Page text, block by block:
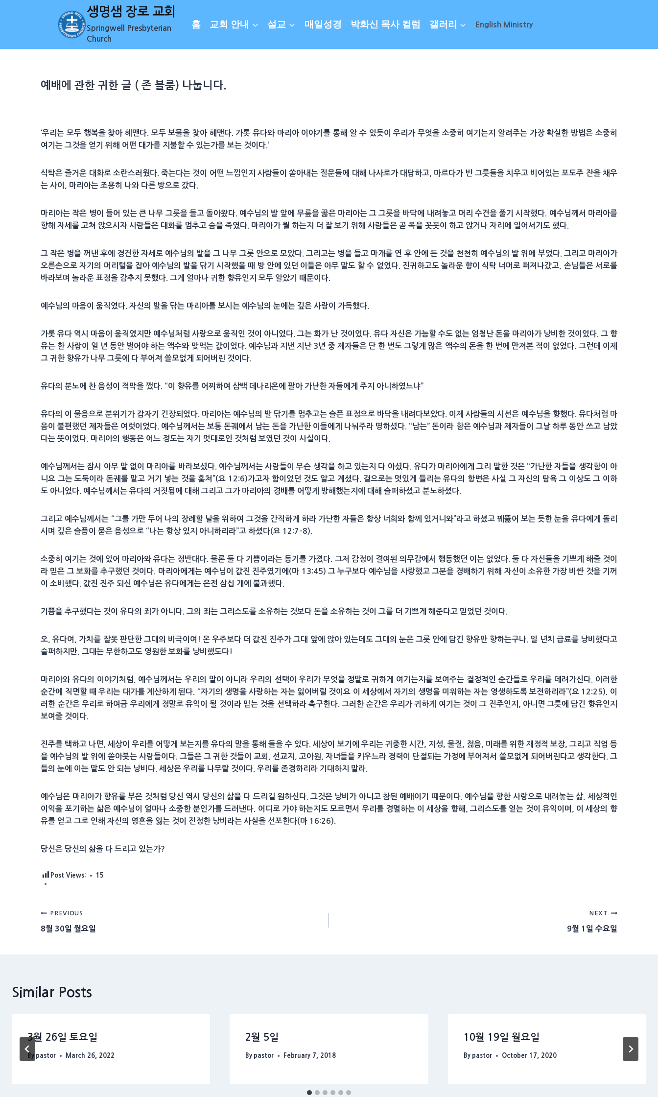
생명샘 장로 교회
Springwell Presbyterian
Church
홈 교회 안내 설교 매일성경 박화신 목사 컬럼 갤러리 English Ministry
예배에 관한 귀한 글 ( 존 블룸) 나눕니다.
‘우리는 모두 행복을 찾아 헤맨다. 모두 보물을 찾아 헤맨다. 가롯 유다와 마리아 이야기를 통해 알 수 있듯이 우리가 무엇을 소중히 여기는지 알려주는 가장 확실한 방법은 소중히
여기는 그것을 얻기 위해 어떤 대가를 지불할 수 있는가를 보는 것이다.’
식탁은 즐거운 대화로 소란스러웠다. 죽는다는 것이 어떤 느낌인지 사람들이 쏟아내는 질문들에 대해 나사로가 대답하고, 마르다가 빈 그릇들을 치우고 비어있는 포도주 잔을 채우
는 사이, 마리아는 조용히 나와 다른 방으로 갔다.
마리아는 작은 병이 들어 있는 큰 나무 그릇을 들고 돌아왔다. 예수님의 발 앞에 무릎을 꿇은 마리아는 그 그릇을 바닥에 내려놓고 머리 수건을 풀기 시작했다. 예수님께서 마리아를
향해 자세를 고쳐 앉으시자 사람들은 대화를 멈추고 숨을 죽였다. 마리아가 뭘 하는지 더 잘 보기 위해 사람들은 곧 목을 꼿꼿이 하고 앉거나 자리에 일어서기도 했다.
그 작은 병을 꺼낸 후에 경건한 자세로 예수님의 발을 그 나무 그릇 안으로 모았다. 그리고는 병을 들고 마개를 연 후 안에 든 것을 천천히 예수님의 발 위에 부었다. 그리고 마리아가
오른손으로 자기의 머리털을 잡아 예수님의 발을 닦기 시작했을 때 방 안에 있던 이들은 아무 말도 할 수 없었다. 진귀하고도 놀라운 향이 식탁 너머로 퍼져나갔고, 손님들은 서로를
바라보며 놀라운 표정을 감추지 못했다. 그게 얼마나 귀한 향유인지 모두 알았기 때문이다.
예수님의 마음이 움직였다. 자신의 발을 닦는 마리아를 보시는 예수님의 눈에는 깊은 사랑이 가득했다.
가롯 유다 역시 마음이 움직였지만 예수님처럼 사랑으로 움직인 것이 아니었다. 그는 화가 난 것이었다. 유다 자신은 가늠할 수도 없는 엄청난 돈을 마리아가 낭비한 것이었다. 그 향
유는 한 사람이 일 년 동안 벌어야 하는 액수와 맞먹는 값이었다. 예수님과 지낸 지난 3년 중 제자들은 단 한 번도 그렇게 많은 액수의 돈을 한 번에 만져본 적이 없었다. 그런데 이제
그 귀한 향유가 나무 그릇에 다 부어져 쓸모없게 되어버린 것이다.
유다의 분노에 찬 음성이 적막을 깼다. “이 향유를 어찌하여 삼백 데나리온에 팔아 가난한 자들에게 주지 아니하였느냐”
유다의 이 물음으로 분위기가 갑자기 긴장되었다. 마리아는 예수님의 발 닦기를 멈추고는 슬픈 표정으로 바닥을 내려다보았다. 이제 사람들의 시선은 예수님을 향했다. 유다처럼 마
음이 불편했던 제자들은 여럿이었다. 예수님께서는 보통 돈궤에서 남는 돈을 가난한 이들에게 나눠주라 명하셨다. “남는” 돈이라 함은 예수님과 제자들이 그날 하루 동안 쓰고 남았
다는 뜻이었다. 마리아의 행동은 어느 정도는 자기 멋대로인 것처럼 보였던 것이 사실이다.
예수님께서는 잠시 아무 말 없이 마리아를 바라보셨다. 예수님께서는 사람들이 무슨 생각을 하고 있는지 다 아셨다. 유다가 마리아에게 그리 말한 것은 “가난한 자들을 생각함이 아
니요 그는 도둑이라 돈궤를 맡고 거기 넣는 것을 훔쳐”(요 12:6)가고자 함이었던 것도 알고 계셨다. 겉으로는 멋있게 들리는 유다의 항변은 사실 그 자신의 탐욕 그 이상도 그 이하
도 아니었다. 예수님께서는 유다의 거짓됨에 대해 그리고 그가 마리아의 경배를 어떻게 방해했는지에 대해 슬퍼하셨고 분노하셨다.
그리고 예수님께서는 “그를 가만 두어 나의 장례할 날을 위하여 그것을 간직하게 하라 가난한 자들은 항상 너희와 함께 있거니와”라고 하셨고 꿰뚫어 보는 듯한 눈을 유다에게 돌리
시며 깊은 슬픔이 묻은 음성으로 “나는 항상 있지 아니하리라”고 하셨다(요 12:7–8).
소중히 여기는 것에 있어 마리아와 유다는 정반대다. 물론 둘 다 기쁨이라는 동기를 가졌다. 그저 감정이 결여된 의무감에서 행동했던 이는 없었다. 둘 다 자신들을 기쁘게 해줄 것이
라 믿은 그 보화를 추구했던 것이다. 마리아에게는 예수님이 값진 진주였기에(마 13:45) 그 누구보다 예수님을 사랑했고 그분을 경배하기 위해 자신이 소유한 가장 비싼 것을 기꺼
이 소비했다. 값진 진주 되신 예수님은 유다에게는 은전 삼십 개에 불과했다.
기쁨을 추구했다는 것이 유다의 죄가 아니다. 그의 죄는 그리스도를 소유하는 것보다 돈을 소유하는 것이 그를 더 기쁘게 해준다고 믿었던 것이다.
오, 유다여, 가치를 잘못 판단한 그대의 비극이여! 온 우주보다 더 값진 진주가 그대 앞에 앉아 있는데도 그대의 눈은 그릇 안에 담긴 향유만 향하는구나. 일 년치 급료를 낭비했다고
슬퍼하지만, 그대는 무한하고도 영원한 보화를 낭비했도다!
마리아와 유다의 이야기처럼, 예수님께서는 우리의 말이 아니라 우리의 선택이 우리가 무엇을 정말로 귀하게 여기는지를 보여주는 결정적인 순간들로 우리를 데려가신다. 이러한
순간에 직면할 때 우리는 대가를 계산하게 된다. “자기의 생명을 사랑하는 자는 잃어버릴 것이요 이 세상에서 자기의 생명을 미워하는 자는 영생하도록 보전하리라”(요 12:25). 이
러한 순간은 우리로 하여금 우리에게 정말로 유익이 될 것이라 믿는 것을 선택하라 촉구한다. 그러한 순간은 우리가 귀하게 여기는 것이 그 진주인지, 아니면 그릇에 담긴 향유인지
보여줄 것이다.
진주를 택하고 나면, 세상이 우리를 어떻게 보는지를 유다의 말을 통해 들을 수 있다. 세상이 보기에 우리는 귀중한 시간, 지성, 물질, 젊음, 미래를 위한 재정적 보장, 그리고 직업 등
을 예수님의 발 위에 쏟아붓는 사람들이다. 그들은 그 귀한 것들이 교회, 선교지, 고아원, 자녀들을 키우느라 경력이 단절되는 가정에 부어져서 쓸모없게 되어버린다고 생각한다. 그
들의 눈에 이는 말도 안 되는 낭비다. 세상은 우리를 나무랄 것이다. 우리를 존경하리라 기대하지 말라.
예수님은 마리아가 향유를 부은 것처럼 당신 역시 당신의 삶을 다 드리길 원하신다. 그것은 낭비가 아니고 참된 예배이기 때문이다. 예수님을 향한 사랑으로 내려놓는 삶, 세상적인
이익을 포기하는 삶은 예수님이 얼마나 소중한 분인가를 드러낸다. 어디로 가야 하는지도 모르면서 우리를 경멸하는 이 세상을 향해, 그리스도를 얻는 것이 유익이며, 이 세상의 향
유를 얻고 그로 인해 자신의 영혼을 잃는 것이 진정한 낭비라는 사실을 선포한다(마 16:26).
당신은 당신의 삶을 다 드리고 있는가?
Post Views: 15
Post
navigation
PREVIOUS
8월 30일 월요일
NEXT
9월 1일 수요일
Similar Posts
3월 26일 토요일
By pastor March 26, 2022
2월 5일
By pastor February 7, 2018
10월 19일 월요일
By pastor October 17, 2020